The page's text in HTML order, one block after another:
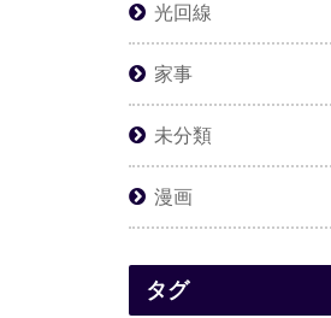
光回線
家事
未分類
漫画
タグ